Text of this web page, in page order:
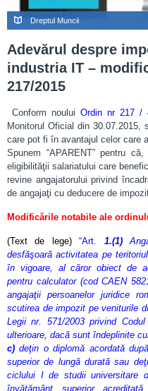
Dreptul Muncii
Adevărul despre
industria IT –
217/2015
Conform noului Ordin nr 217 /
Monitorul Oficial din 30.07.2015,
care pot fi în avantajul celor care
Spunem “APARENT” pentru
eligibilităţii salariatului care
revine angajatorului privind
de angajaţi cu deducere de
Modificările notabile ale
(Text de lege)“Art. 1.(1)
desfăşoară activitatea pe
în vigoare, al căror obiect de
pentru calculator (codCAEN
angajaţii persoanelor juridice
scutirea de impozit pe veniturile
Legii nr. 571/2003privind
ulterioare, dacă sunt îndeplinite
c)deţin o diplomă acordată
superior de lungă durată sau
ciclului I de studii universitare
învăţământ superior